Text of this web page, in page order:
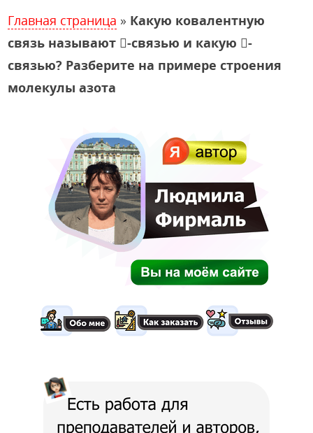
Главная страница » Какую ковалентную
связь называют -связью и какую -
связью? Разберите на примере строения
молекулы азота